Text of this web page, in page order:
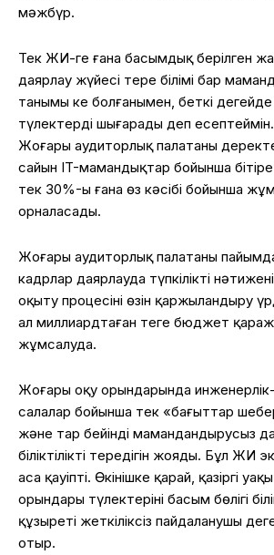
мәжбүр.
Тек ЖИ-ге ғана басымдық берілген
даярлау жүйесі терең білімі бар
танымы кең болғанымен, беткі
түлектерді шығарады деп
Жоғары аудиторлық палатаның
сайын IT-мамандықтар бойынша
тек 30%-ы ғана өз кәсібі бойынша
орналасады.
Жоғары аудиторлық палатаның
кадрлар даярлауда түпкілікті
оқыту процесінің өзін қаржыландыру
ал миллиардтаған теңге бюджет
жұмсалуда.
Жоғары оқу орындарында
салалар бойынша тек «бағыттар
және тар бейінді мамандандырусыз
біліктіліктің тереңдігін жояды. Бұл ЖИ
аса қауіпті. Өкінішке қарай, қазіргі
орындары түлектерінің басым бөлігі
құзыреті жеткіліксіз пайдаланушы
отыр.